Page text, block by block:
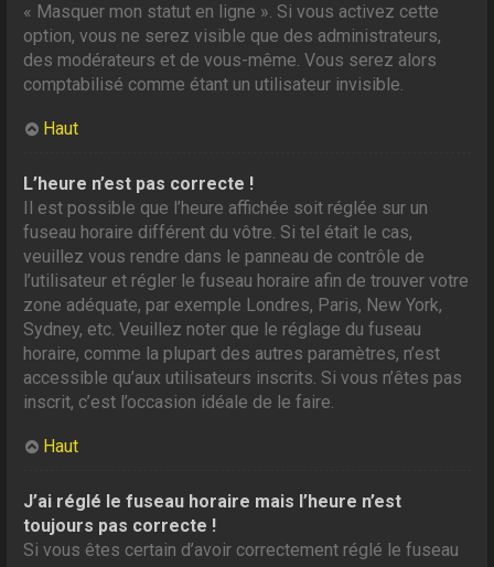
« Masquer mon statut en ligne ». Si vous activez cette
option, vous ne serez visible que des administrateurs,
des modérateurs et de vous-même. Vous serez alors
comptabilisé comme étant un utilisateur invisible.
Haut
L’heure n’est pas correcte !
Il est possible que l’heure affichée soit réglée sur un
fuseau horaire différent du vôtre. Si tel était le cas,
veuillez vous rendre dans le panneau de contrôle de
l’utilisateur et régler le fuseau horaire afin de trouver votre
zone adéquate, par exemple Londres, Paris, New York,
Sydney, etc. Veuillez noter que le réglage du fuseau
horaire, comme la plupart des autres paramètres, n’est
accessible qu’aux utilisateurs inscrits. Si vous n’êtes pas
inscrit, c’est l’occasion idéale de le faire.
Haut
J’ai réglé le fuseau horaire mais l’heure n’est
toujours pas correcte !
Si vous êtes certain d’avoir correctement réglé le fuseau